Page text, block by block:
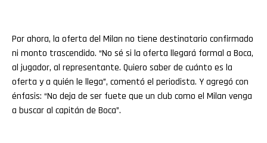
Por ahora, la oferta del Milan no tiene destinatario confirmado
ni monto trascendido. “No sé si la oferta llegará formal a Boca,
al jugador, al representante. Quiero saber de cuánto es la
oferta y a quién le llega”, comentó el periodista. Y agregó con
énfasis: “No deja de ser fuete que un club como el Milan venga
a buscar al capitán de Boca”.